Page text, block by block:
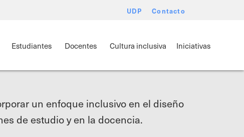
UDP Contacto
Estudiantes Docentes Cultura inclusiva Iniciativas
un enfoque inclusivo en el diseño
de estudio y en la docencia.